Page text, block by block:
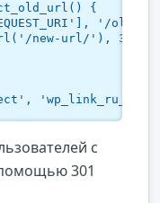
{
'/old-
new-url/'), 301);
с
301